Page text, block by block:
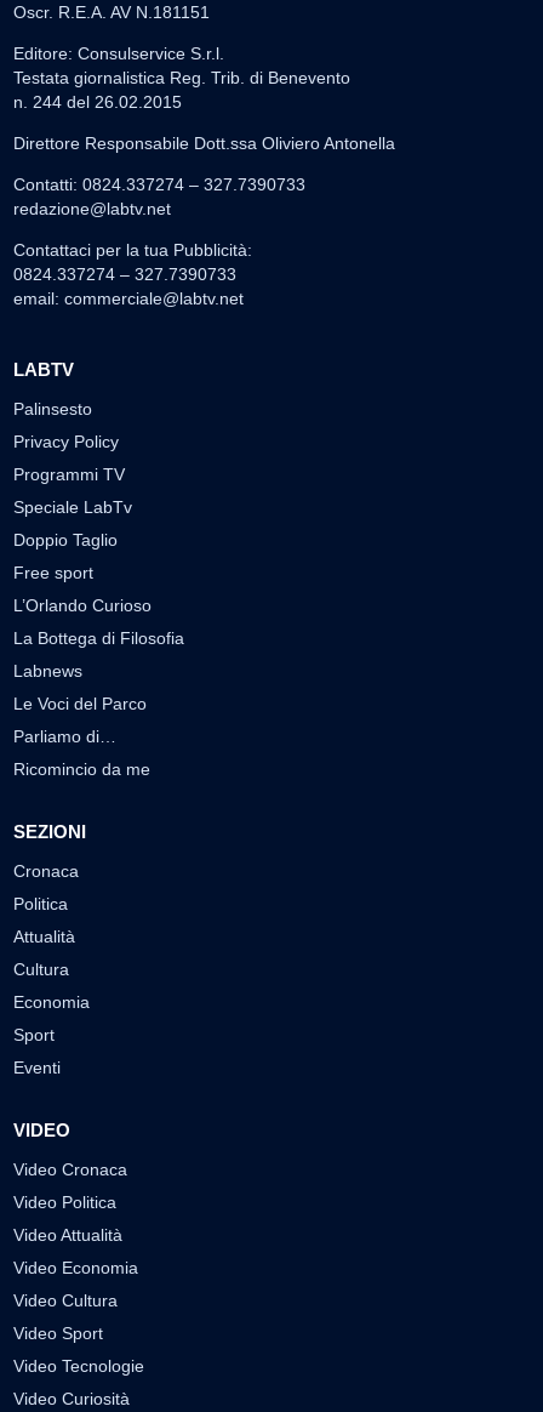
Oscr. R.E.A. AV N.181151
Editore: Consulservice S.r.l.
Testata giornalistica Reg. Trib. di Benevento
n. 244 del 26.02.2015
Direttore Responsabile Dott.ssa Oliviero Antonella
Contatti: 0824.337274 – 327.7390733
redazione@labtv.net
Contattaci per la tua Pubblicità:
0824.337274 – 327.7390733
email: commerciale@labtv.net
LABTV
Palinsesto
Privacy Policy
Programmi TV
Speciale LabTv
Doppio Taglio
Free sport
L’Orlando Curioso
La Bottega di Filosofia
Labnews
Le Voci del Parco
Parliamo di…
Ricomincio da me
SEZIONI
Cronaca
Politica
Attualità
Cultura
Economia
Sport
Eventi
VIDEO
Video Cronaca
Video Politica
Video Attualità
Video Economia
Video Cultura
Video Sport
Video Tecnologie
Video Curiosità